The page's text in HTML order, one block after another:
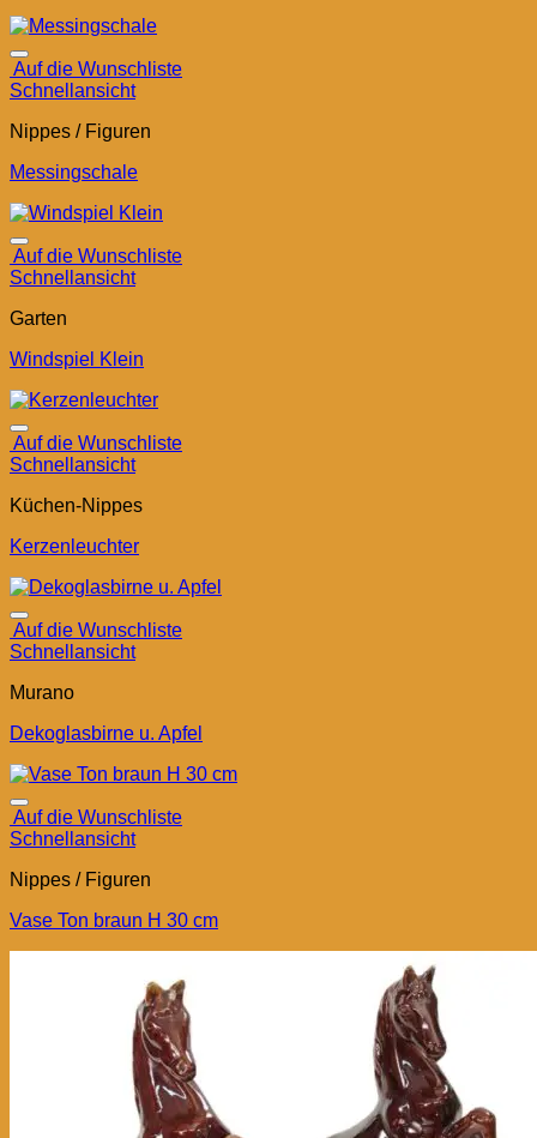
Auf die Wunschliste
Schnellansicht
Nippes / Figuren
Messingschale
Auf die Wunschliste
Schnellansicht
Garten
Windspiel Klein
Auf die Wunschliste
Schnellansicht
Küchen-Nippes
Kerzenleuchter
Auf die Wunschliste
Schnellansicht
Murano
Dekoglasbirne u. Apfel
Auf die Wunschliste
Schnellansicht
Nippes / Figuren
Vase Ton braun H 30 cm